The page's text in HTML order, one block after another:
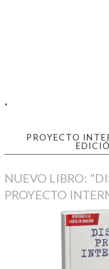
.
PROYECTO
NUEVO LIBRO:
PROYECTO